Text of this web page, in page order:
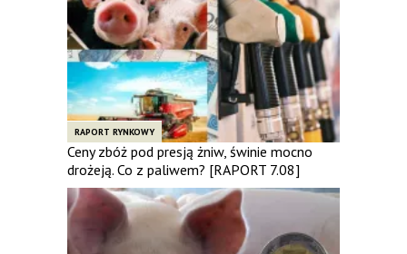
RAPORT RYNKOWY
Ceny zbóż pod presją żniw, świnie mocno
drożeją. Co z paliwem? [RAPORT 7.08]